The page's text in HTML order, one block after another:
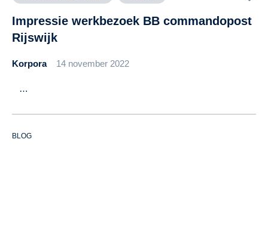
Impressie werkbezoek BB commandopost
Rijswijk
Korpora 14 november 2022
…
BLOG